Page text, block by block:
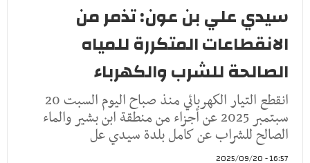
سيدي علي بن عون: تذمر من
الانقطاعات المتكررة للمياه
الصالحة للشرب والكهرباء
انقطع التيار الكهربائي منذ صباح اليوم السبت 20
سبتمبر 2025 عن أجزاء من منطقة ابن بشير والماء
الصالح للشراب عن كامل بلدة سيدي عل
16:57 - 2025/09/20